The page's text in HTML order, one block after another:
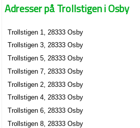
Adresser på Trollstigen i Osby
Trollstigen 1, 28333 Osby
Trollstigen 3, 28333 Osby
Trollstigen 5, 28333 Osby
Trollstigen 7, 28333 Osby
Trollstigen 2, 28333 Osby
Trollstigen 4, 28333 Osby
Trollstigen 6, 28333 Osby
Trollstigen 8, 28333 Osby